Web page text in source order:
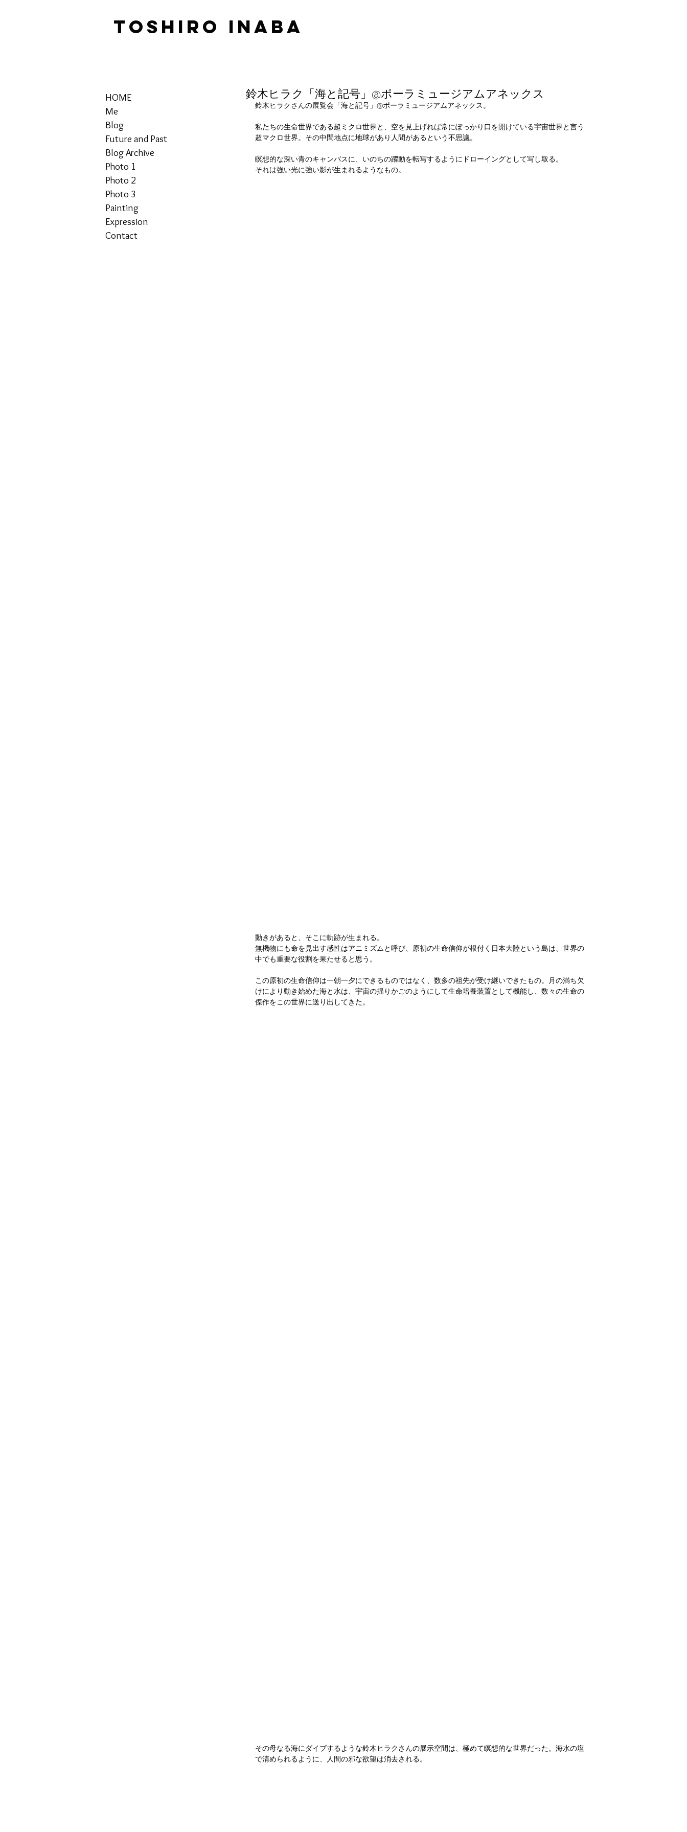
TOSHIRO INABA
鈴木ヒラク「海と記号」@ポーラミュージアムアネックス
鈴木ヒラクさんの展覧会「海と記号」@ポーラミュージアムアネックス。
私たちの生命世界である超ミクロ世界と、空を見上げれば常にぽっかり口を開けている宇宙世界と言う
超マクロ世界。その中間地点に地球があり人間があるという不思議。
瞑想的な深い青のキャンバスに、いのちの躍動を転写するようにドローイングとして写し取る。
それは強い光に強い影が生まれるようなもの。
動きがあると、そこに軌跡が生まれる。
無機物にも命を見出す感性はアニミズムと呼び、原初の生命信仰が根付く日本大陸という島は、世界の
中でも重要な役割を果たせると思う。
この原初の生命信仰は一朝一夕にできるものではなく、数多の祖先が受け継いできたもの。月の満ち欠
けにより動き始めた海と水は、宇宙の揺りかごのようにして生命培養装置として機能し、数々の生命の
傑作をこの世界に送り出してきた。
その母なる海にダイブするような鈴木ヒラクさんの展示空間は、極めて瞑想的な世界だった。海水の塩
で清められるように、人間の邪な欲望は消去される。
HOME
Me
Blog
Future and Past
Blog Archive
Photo 1
Photo 2
Photo 3
Painting
Expression
Contact